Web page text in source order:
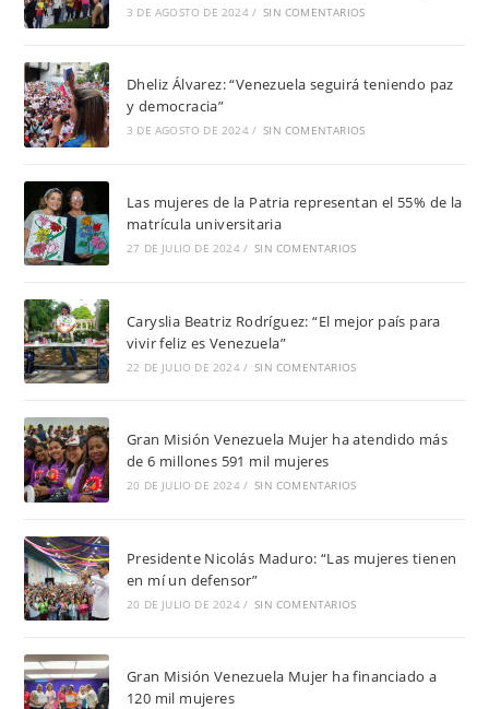
3 DE AGOSTO DE 2024 / SIN COMENTARIOS
Dheliz Álvarez: “Venezuela seguirá teniendo paz
y democracia”
3 DE AGOSTO DE 2024 / SIN COMENTARIOS
Las mujeres de la Patria representan el 55% de la
matrícula universitaria
27 DE JULIO DE 2024 / SIN COMENTARIOS
Caryslia Beatriz Rodríguez: “El mejor país para
vivir feliz es Venezuela”
22 DE JULIO DE 2024 / SIN COMENTARIOS
Gran Misión Venezuela Mujer ha atendido más
de 6 millones 591 mil mujeres
20 DE JULIO DE 2024 / SIN COMENTARIOS
Presidente Nicolás Maduro: “Las mujeres tienen
en mí un defensor”
20 DE JULIO DE 2024 / SIN COMENTARIOS
Gran Misión Venezuela Mujer ha financiado a
120 mil mujeres